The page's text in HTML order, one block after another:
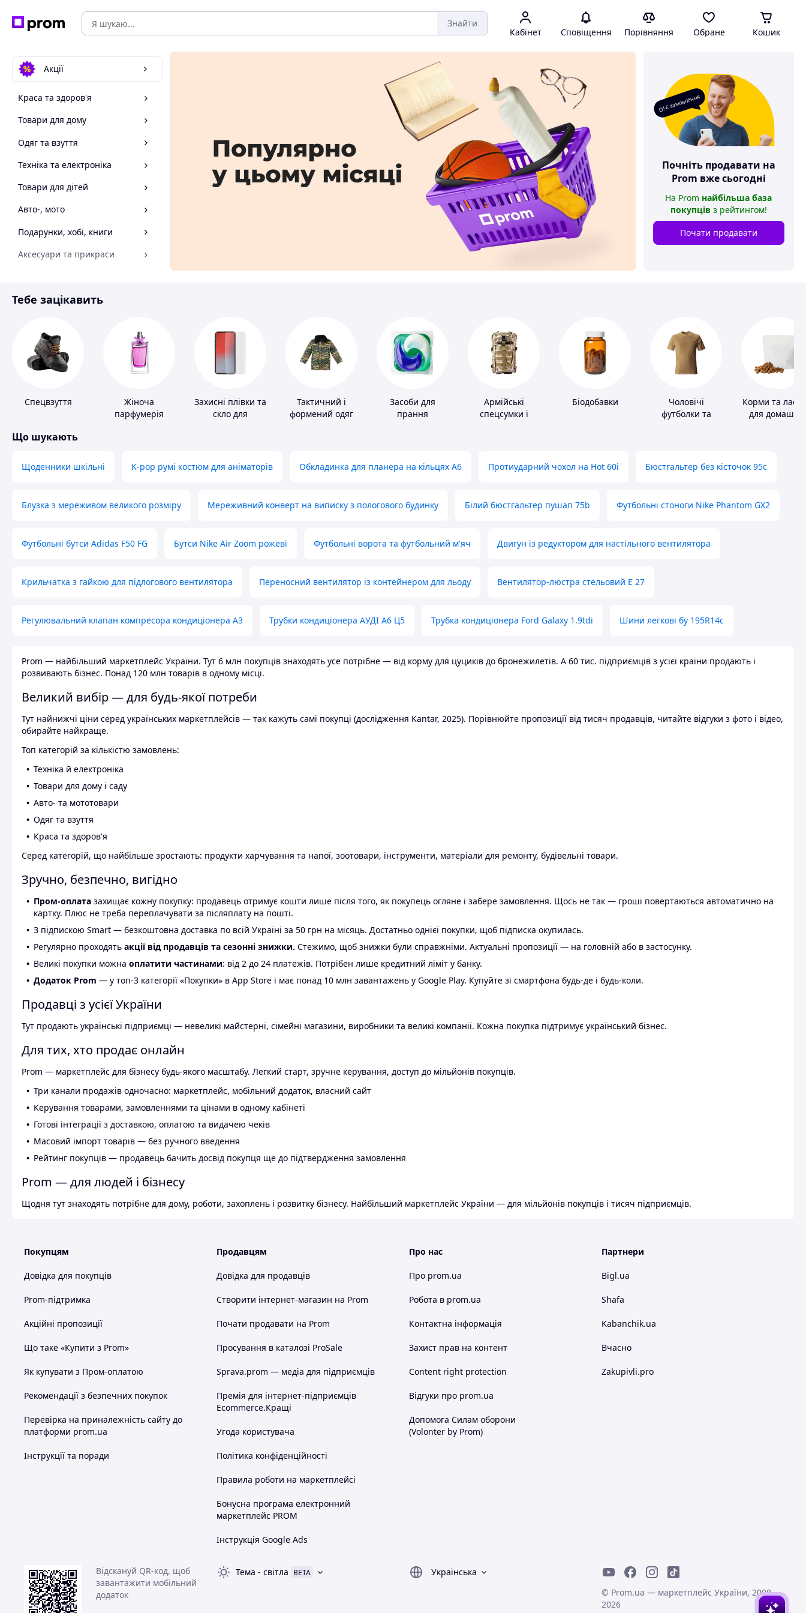
Знайти
Кабінет Сповіщення Порівняння Обране Кошик
Акції
Краса та здоров'я
Товари для дому
Одяг та взуття
Техніка та електроніка
Товари для дітей
Авто-, мото
Подарунки, хобі, книги
Аксесуари та прикраси
Спорт і відпочинок
О! Є замовлення
Почніть продавати на
Prom вже сьогодні
На Prom найбільша база
покупців з рейтингом!
Почати продавати
Тебе зацікавить
Спецвзуття
Жіноча
парфумерія
Захисні плівки та
скло для
Тактичний і
формений одяг
Засоби для
прання
Армійські
спецсумки і
Біодобавки
Чоловічі
футболки та
Корми та
для домашніх
Що шукають
Щоденники шкільні K-pop румі костюм для аніматорів Обкладинка для планера на кільцях А6 Протиударний чохол на Hot 60i Бюстгальтер без кісточок 95с
Блузка з мереживом великого розміру Мереживний конверт на виписку з пологового будинку Білий бюстгальтер пушап 75b Футбольні стоноги Nike Phantom GX2
Футбольні бутси Adidas F50 FG Бутси Nike Air Zoom рожеві Футбольні ворота та футбольний м'яч Двигун із редуктором для настільного вентилятора
Крильчатка з гайкою для підлогового вентилятора Переносний вентилятор із контейнером для льоду Вентилятор-люстра стельовий E 27
Регулювальний клапан компресора кондиціонера А3 Трубки кондиціонера АУДІ А6 Ц5 Трубка кондиціонера Ford Galaxy 1.9tdi Шини легкові бу 195R14c
Prom — найбільший маркетплейс України. Тут 6 млн покупців знаходять усе потрібне — від корму для цуциків до бронежилетів. А 60 тис. підприємців з усієї країни продають і
розвивають бізнес. Понад 120 млн товарів в одному місці.
Великий вибір — для будь-якої потреби
Тут найнижчі ціни серед українських маркетплейсів — так кажуть самі покупці (дослідження Kantar, 2025). Порівнюйте пропозиції від тисяч продавців, читайте відгуки з фото і відео,
обирайте найкраще.
Топ категорій за кількістю замовлень:
Техніка й електроніка
Товари для дому і саду
Авто- та мототовари
Одяг та взуття
Краса та здоров'я
Серед категорій, що найбільше зростають: продукти харчування та напої, зоотовари, інструменти, матеріали для ремонту, будівельні товари.
Зручно, безпечно, вигідно
Пром-оплата захищає кожну покупку: продавець отримує кошти лише після того, як покупець огляне і забере замовлення. Щось не так — гроші повертаються автоматично на
картку. Плюс не треба переплачувати за післяплату на пошті.
З підпискою Smart — безкоштовна доставка по всій Україні за 50 грн на місяць. Достатньо однієї покупки, щоб підписка окупилась.
Регулярно проходять акції від продавців та сезонні знижки. Стежимо, щоб знижки були справжніми. Актуальні пропозиції — на головній або в застосунку.
Великі покупки можна оплатити частинами: від 2 до 24 платежів. Потрібен лише кредитний ліміт у банку.
Додаток Prom — у топ-3 категорії «Покупки» в App Store і має понад 10 млн завантажень у Google Play. Купуйте зі смартфона будь-де і будь-коли.
Продавці з усієї України
Тут продають українські підприємці — невеликі майстерні, сімейні магазини, виробники та великі компанії. Кожна покупка підтримує український бізнес.
Для тих, хто продає онлайн
Prom — маркетплейс для бізнесу будь-якого масштабу. Легкий старт, зручне керування, доступ до мільйонів покупців.
Три канали продажів одночасно: маркетплейс, мобільний додаток, власний сайт
Керування товарами, замовленнями та цінами в одному кабінеті
Готові інтеграції з доставкою, оплатою та видачею чеків
Масовий імпорт товарів — без ручного введення
Рейтинг покупців — продавець бачить досвід покупця ще до підтвердження замовлення
Prom — для людей і бізнесу
Щодня тут знаходять потрібне для дому, роботи, захоплень і розвитку бізнесу. Найбільший маркетплейс України — для мільйонів покупців і тисяч підприємців.
Покупцям
Довідка для покупців
Prom-підтримка
Акційні пропозиції
Що таке «Купити з Prom»
Як купувати з Пром-оплатою
Рекомендації з безпечних покупок
Перевірка на приналежність сайту до
платформи prom.ua
Інструкції та поради
Продавцям
Довідка для продавців
Створити інтернет-магазин на Prom
Почати продавати на Prom
Просування в каталозі ProSale
Sprava.prom — медіа для підприємців
Премія для інтернет-підприємців
Ecommerce.Кращі
Угода користувача
Політика конфіденційності
Правила роботи на маркетплейсі
Бонусна програма електронний
маркетплейс PROM
Інструкція Google Ads
Про нас
Про prom.ua
Робота в prom.ua
Контактна інформація
Захист прав на контент
Content right protection
Відгуки про prom.ua
Допомога Силам оборони
(Volonter by Prom)
Партнери
Bigl.ua
Shafa
Kabanchik.ua
Вчасно
Zakupivli.pro
Відскануй QR-код, щоб
завантажити мобільний
додаток
Тема - світла BETA
Українська
© Prom.ua — маркетплейс України, 2008-
2026